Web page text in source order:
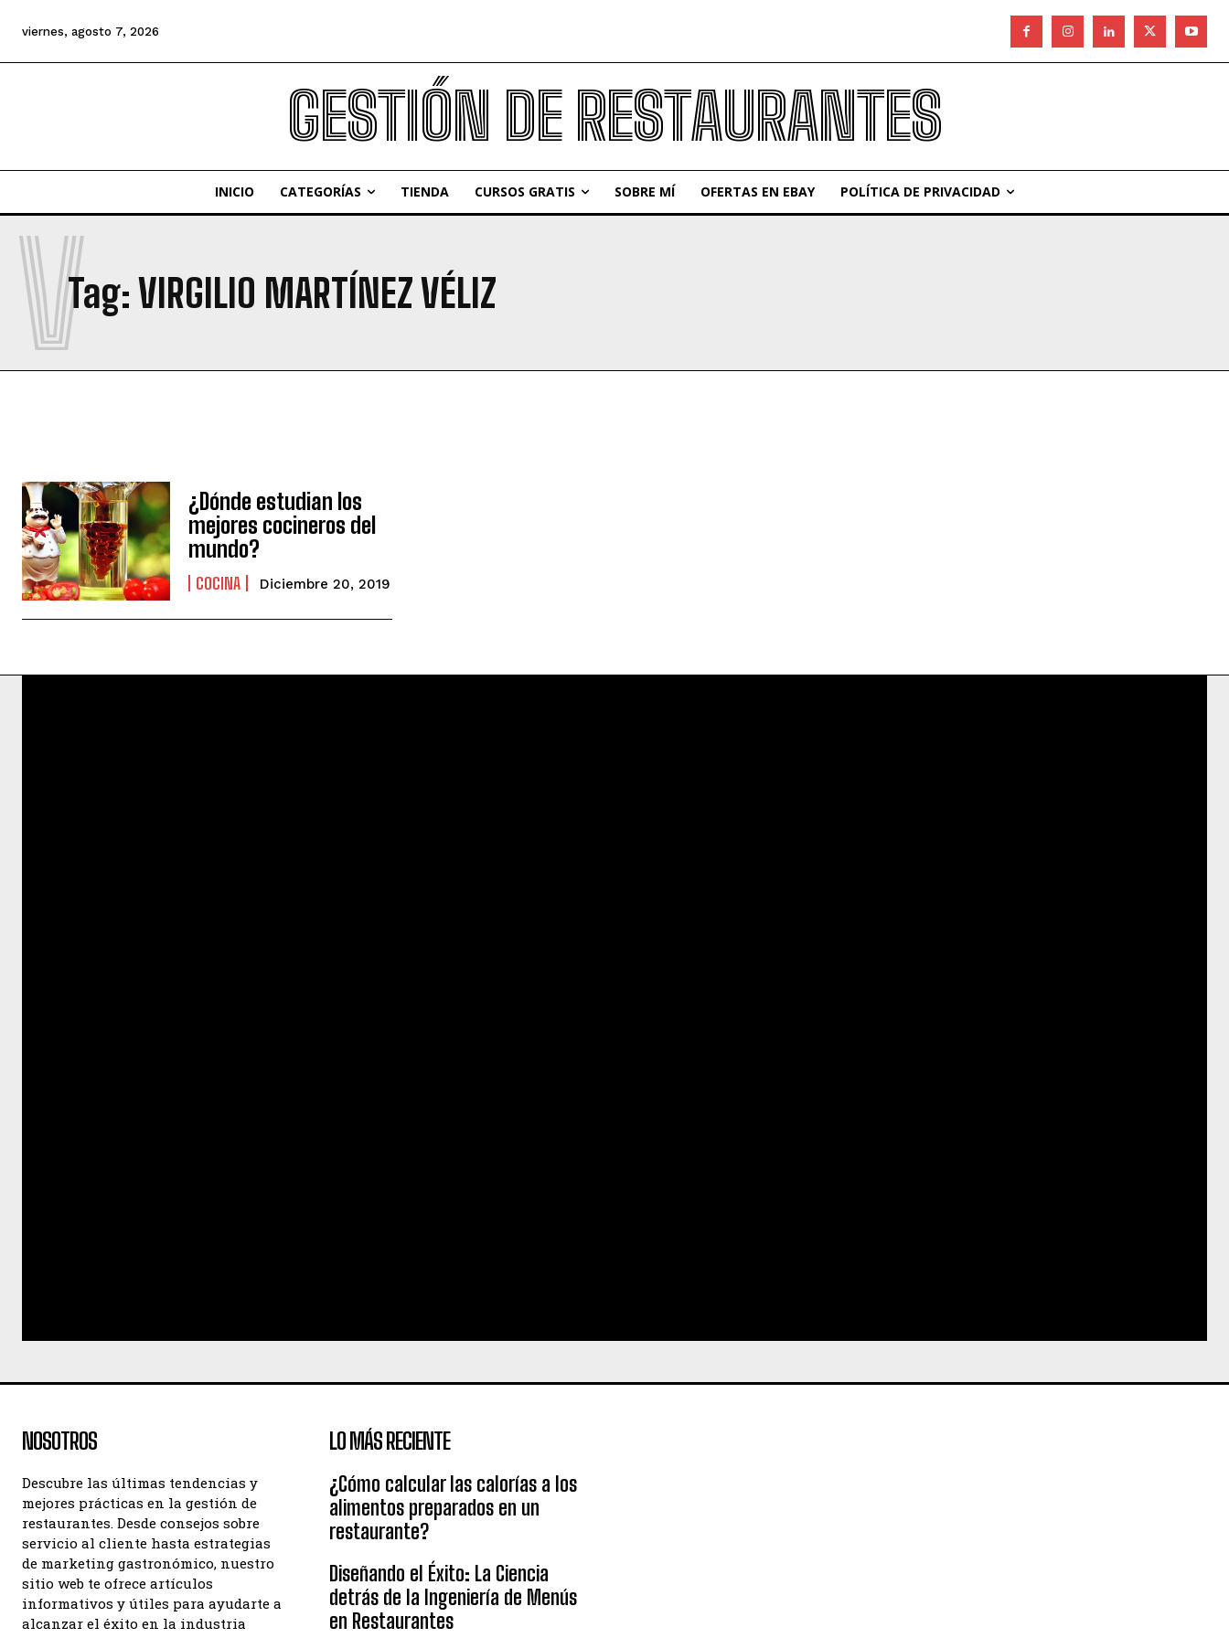
viernes, agosto 7, 2026
GESTIÓN DE RESTAURANTES
INICIO CATEGORÍAS TIENDA CURSOS GRATIS SOBRE MÍ OFERTAS EN EBAY POLÍTICA DE PRIVACIDAD
Tag: VIRGILIO MARTÍNEZ VÉLIZ
V
¿Dónde estudian los
mejores cocineros del
mundo?
COCINA Diciembre 20, 2019
NOSOTROS
Descubre las últimas tendencias y
mejores prácticas en la gestión de
restaurantes. Desde consejos sobre
servicio al cliente hasta estrategias
de marketing gastronómico, nuestro
sitio web te ofrece artículos
informativos y útiles para ayudarte a
alcanzar el éxito en la industria
LO MÁS RECIENTE
¿Cómo calcular las calorías a los
alimentos preparados en un
restaurante?
Diseñando el Éxito: La Ciencia
detrás de la Ingeniería de Menús
en Restaurantes